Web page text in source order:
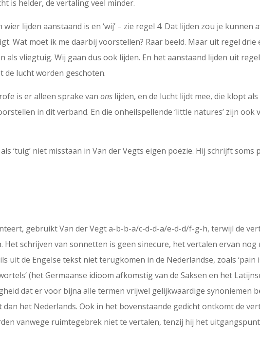
is helder, de vertaling veel minder.
lijden aanstaand is en ‘wij’ – zie regel 4. Dat lijden zou je kunnen
Wat moet ik me daarbij voorstellen? Raar beeld. Maar uit regel drie
als vliegtuig. Wij gaan dus ook lijden. En het aanstaand lijden uit
de lucht worden geschoten.
is er alleen sprake vanons lijden, en de lucht lijdt mee, die klopt als
in dit verband. En die onheilspellende ‘little natures’ zijn ook
‘tuig’ niet misstaan in Van der Vegts eigen poëzie. Hij schrijft soms
gebruikt Van der Vegt a-b-b-a/c-d-d-a/e-d-d/f-g-h, terwijl de
schrijven van sonnetten is geen sinecure, het vertalen ervan nog
de Engelse tekst niet terugkomen in de Nederlandse, zoals ‘pain
(het Germaanse idioom afkomstig van de Saksen en het
dat er voor bijna alle termen vrijwel gelijkwaardige synoniemen
het Nederlands. Ook in het bovenstaande gedicht ontkomt de
vanwege ruimtegebrek niet te vertalen, tenzij hij het